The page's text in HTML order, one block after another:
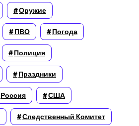
Оружие
ПВО Погода
Полиция
Праздники
Россия США
Следственный Комитет